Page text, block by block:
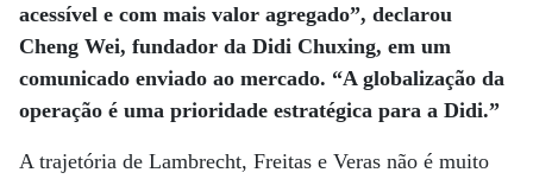
acessível e com mais valor agregado”, declarou
Cheng Wei, fundador da Didi Chuxing, em um
comunicado enviado ao mercado. “A globalização da
operação é uma prioridade estratégica para a Didi.”
A trajetória de Lambrecht, Freitas e Veras não é muito